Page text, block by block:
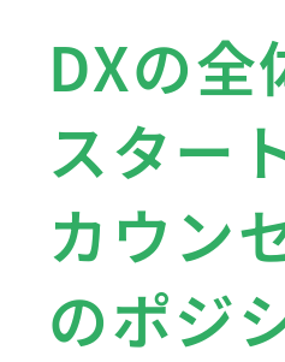
DXの全
スター
カウン
のポジ